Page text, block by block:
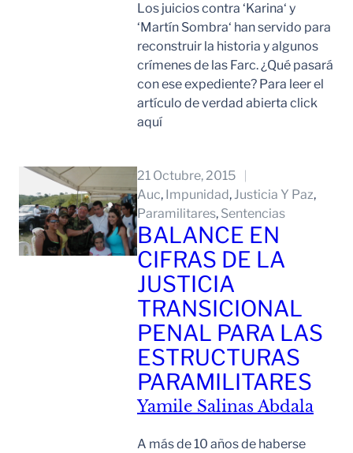
Los juicios contra ‘Karina‘ y
‘Martín Sombra‘ han servido para
reconstruir la historia y algunos
crímenes de las Farc. ¿Qué pasará
con ese expediente? Para leer el
artículo de verdad abierta click
aquí
21 Octubre, 2015
Auc, Impunidad , Justicia Y Paz
Paramilitares, Sentencias
BALANCE EN
CIFRAS DE LA
JUSTICIA
TRANSICIONAL
PENAL PARA LAS
ESTRUCTURAS
PARAMILITARES
Yamile Salinas Abdala
A más de 10 años de haberse